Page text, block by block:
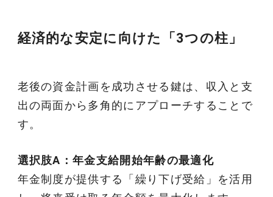
経済的な安定に向けた「3つの柱」
老後の資金計画を成功させる鍵は、収入と支
出の両面から多角的にアプローチすることで
す。
選択肢A：年金支給開始年齢の最適化
年金制度が提供する「繰り下げ受給」を活用